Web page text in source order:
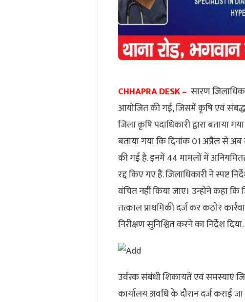
CHHAPRA DESK – सारण
आयोजित की गई, जिसमें कृषि एवं संबद्ध
जिला कृषि पदाधिकारी द्वारा बताया
बताया गया कि दिनांक 01 अप्रैल से
की गई है. इनमें 44 मामलों में
रद्द किए गए हैं. जिलाधिकारी ने स्पष्ट
वंचित नहीं किया जाए। उन्होंने कहा कि
तत्काल प्राथमिकी दर्ज कर कठोर
निरीक्षण सुनिश्चित करने का निर्देश दिया.
उर्वरक संबंधी शिकायतें एवं समस्याएं
कार्यालय अवधि के दौरान दर्ज कराई